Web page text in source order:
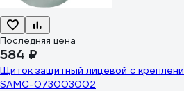
Последняя цена
584 ₽
Щиток защитный лицевой с
SAMC-073003002